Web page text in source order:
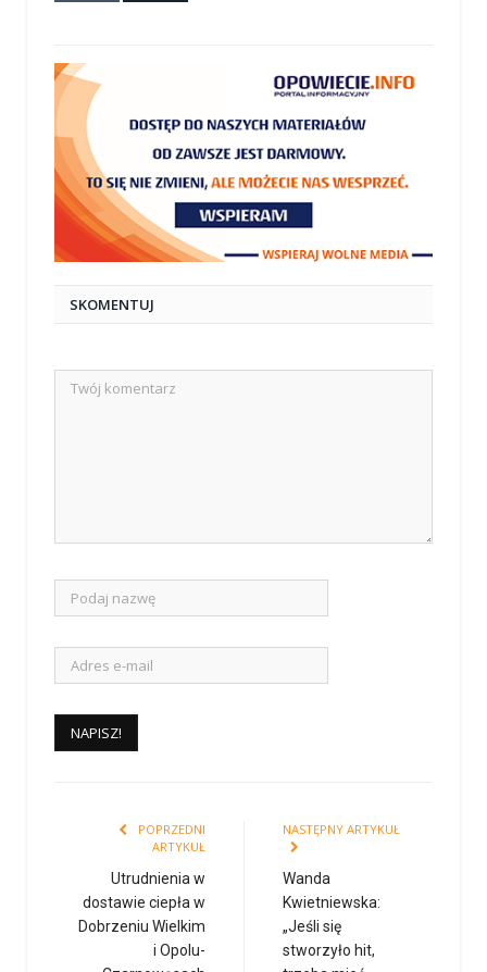
SKOMENTUJ
POPRZEDNI
ARTYKUŁ
Utrudnienia w
dostawie ciepła w
Dobrzeniu Wielkim
i Opolu-
NASTĘPNY ARTYKUŁ
Wanda
Kwietniewska:
„Jeśli się
stworzyło hit,